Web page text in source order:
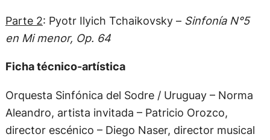
Parte 2: Pyotr Ilyich Tchaikovsky – Sinfonía N°5
en Mi menor, Op. 64
Ficha técnico-artística
Orquesta Sinfónica del Sodre / Uruguay – Norma
Aleandro, artista invitada – Patricio Orozco,
director escénico – Diego Naser, director musical